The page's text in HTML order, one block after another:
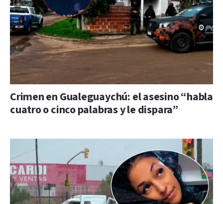
Crimen en Gualeguaychú: el asesino “habla
cuatro o cinco palabras y le dispara”